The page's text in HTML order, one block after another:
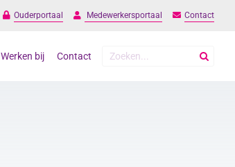
Ouderportaal Medewerkersportaal Contact
Werken bij Contact
Zoeken